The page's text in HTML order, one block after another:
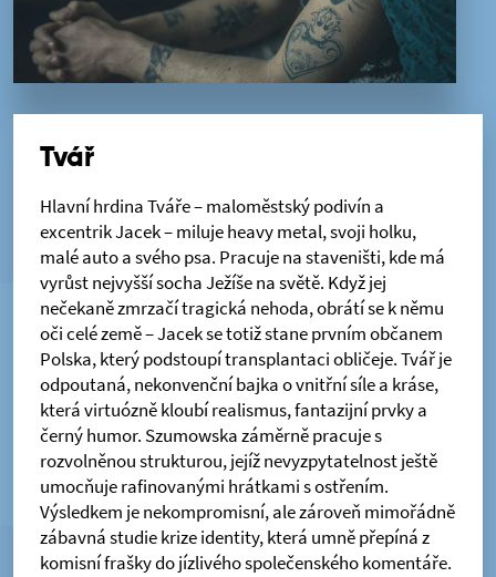
Tvář
Hlavní hrdina Tváře – maloměstský podivín a
excentrik Jacek – miluje heavy metal, svoji holku,
malé auto a svého psa. Pracuje na staveništi, kde má
vyrůst nejvyšší socha Ježíše na světě. Když jej
nečekaně zmrzačí tragická nehoda, obrátí se k němu
oči celé země – Jacek se totiž stane prvním občanem
Polska, který podstoupí transplantaci obličeje. Tvář je
odpoutaná, nekonvenční bajka o vnitřní síle a kráse,
která virtuózně kloubí realismus, fantazijní prvky a
černý humor. Szumowska záměrně pracuje s
rozvolněnou strukturou, jejíž nevyzpytatelnost ještě
umocňuje rafinovanými hrátkami s ostřením.
Výsledkem je nekompromisní, ale zároveň mimořádně
zábavná studie krize identity, která umně přepíná z
komisní frašky do jízlivého společenského komentáře.